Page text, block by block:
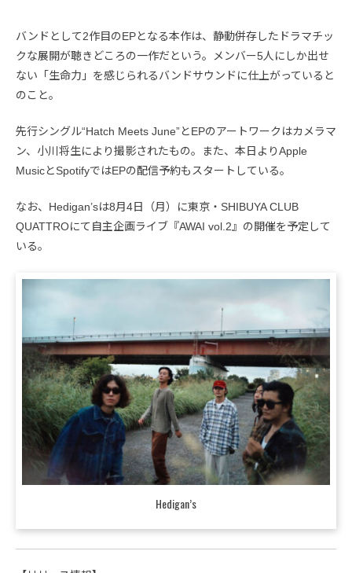
バンドとして2作目のEPとなる本作は、静動併存したドラマチッ
クな展開が聴きどころの一作だという。メンバー5人にしか出せ
ない「生命力」を感じられるバンドサウンドに仕上がっていると
のこと。
先行シングル“Hatch Meets June”とEPのアートワークはカメラマ
ン、小川将生により撮影されたもの。また、本日よりApple
MusicとSpotifyではEPの配信予約もスタートしている。
なお、Hedigan’sは8月4日（月）に東京・SHIBUYA CLUB
QUATTROにて自主企画ライブ『AWAI vol.2』の開催を予定して
いる。
Hedigan’s